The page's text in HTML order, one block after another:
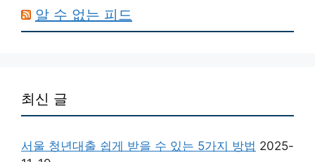
알 수 없는 피드
최신 글
서울 청년대출 쉽게 받을 수 있는 5가지 방법 2025-